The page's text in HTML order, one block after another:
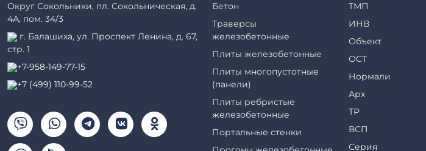
Округ Сокольники, пл. Сокольническая, д.
4А, пом. 34/3
г. Балашиха, ул. Проспект Ленина, д. 67,
стр. 1
+7-958-149-77-15
+7 (499) 110-99-52
Бетон
Траверсы
железобетонные
Плиты железобетонные
Плиты многопустотные
(панели)
Плиты ребристые
железобетонные
Портальные стенки
ТМП
ИНВ
Объект
ОСТ
Нормали
Арх
ТР
ВСП
Серия